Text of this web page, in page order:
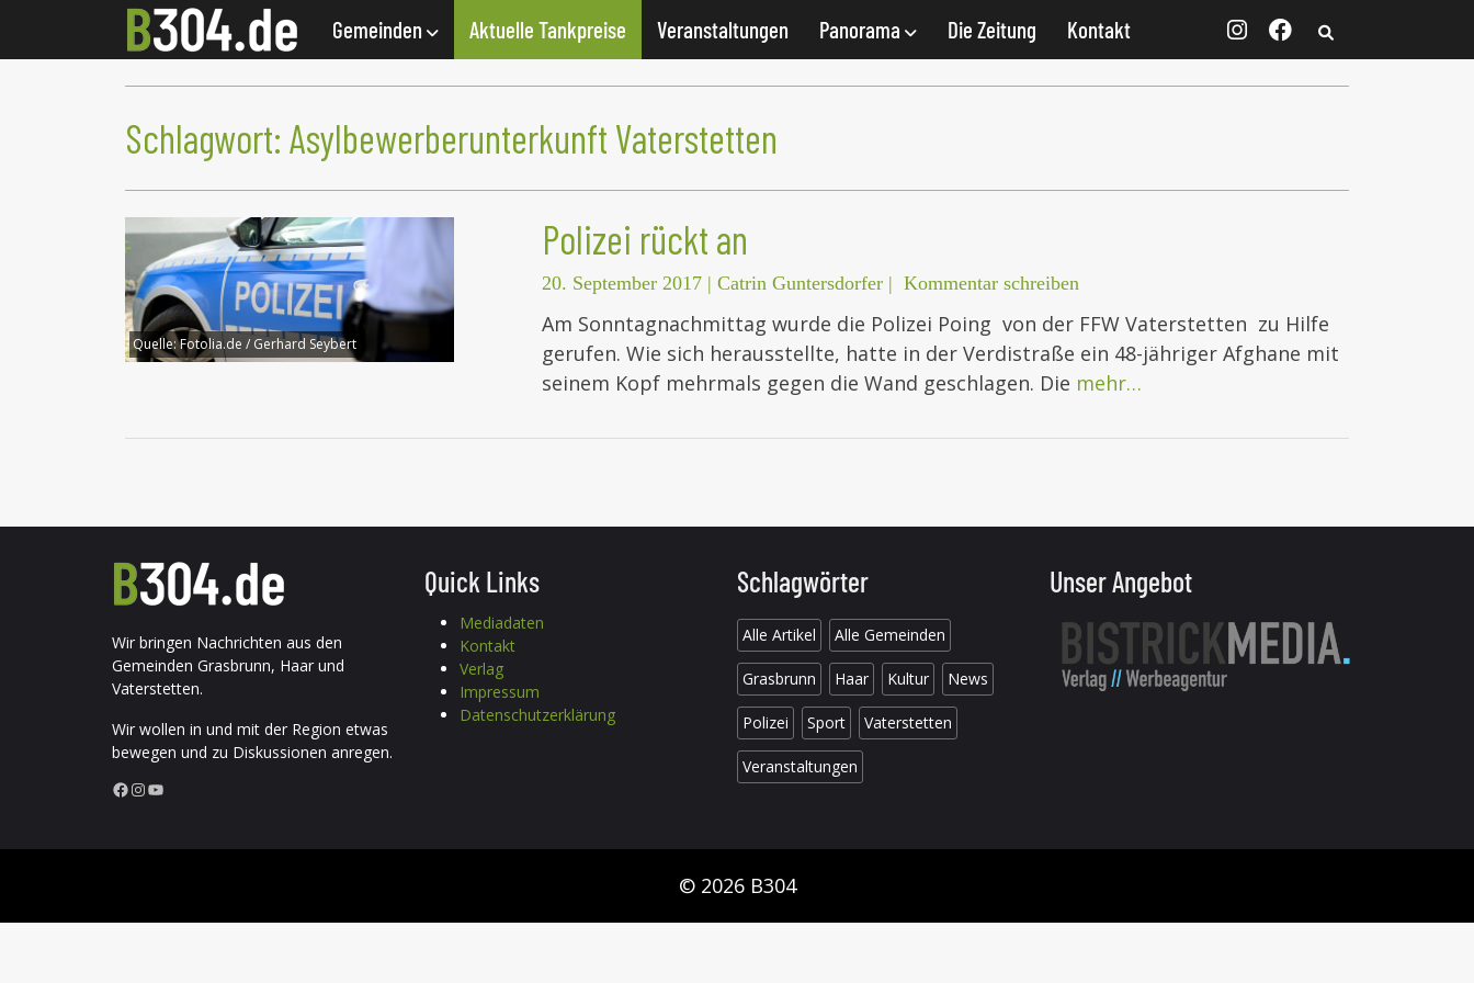
Gemeinden Aktuelle Tankpreise Veranstaltungen Panorama Die Zeitung Kontakt
Schlagwort: Asylbewerberunterkunft Vaterstetten
Quelle:Fotolia.de / Gerhard Seybert
Polizei rückt an
20. September 2017 | Catrin Guntersdorfer | Kommentar schreiben
Am Sonntagnachmittag wurde die Polizei Poing von der FFW Vaterstetten zu Hilfe
gerufen. Wie sich herausstellte, hatte in der Verdistraße ein 48-jähriger Afghane mit
seinem Kopf mehrmals gegen die Wand geschlagen. Die mehr…
Wir bringen Nachrichten aus den
Gemeinden Grasbrunn, Haar und
Vaterstetten.
Wir wollen in und mit der Region etwas
bewegen und zu Diskussionen anregen.
Facebook InstagramYouTube
Quick Links
Mediadaten
Kontakt
Verlag
Impressum
Datenschutzerklärung
Schlagwörter
Alle Artikel Alle Gemeinden
Grasbrunn Haar Kultur News
Polizei Sport Vaterstetten
Veranstaltungen
Unser Angebot
© 2026 B304